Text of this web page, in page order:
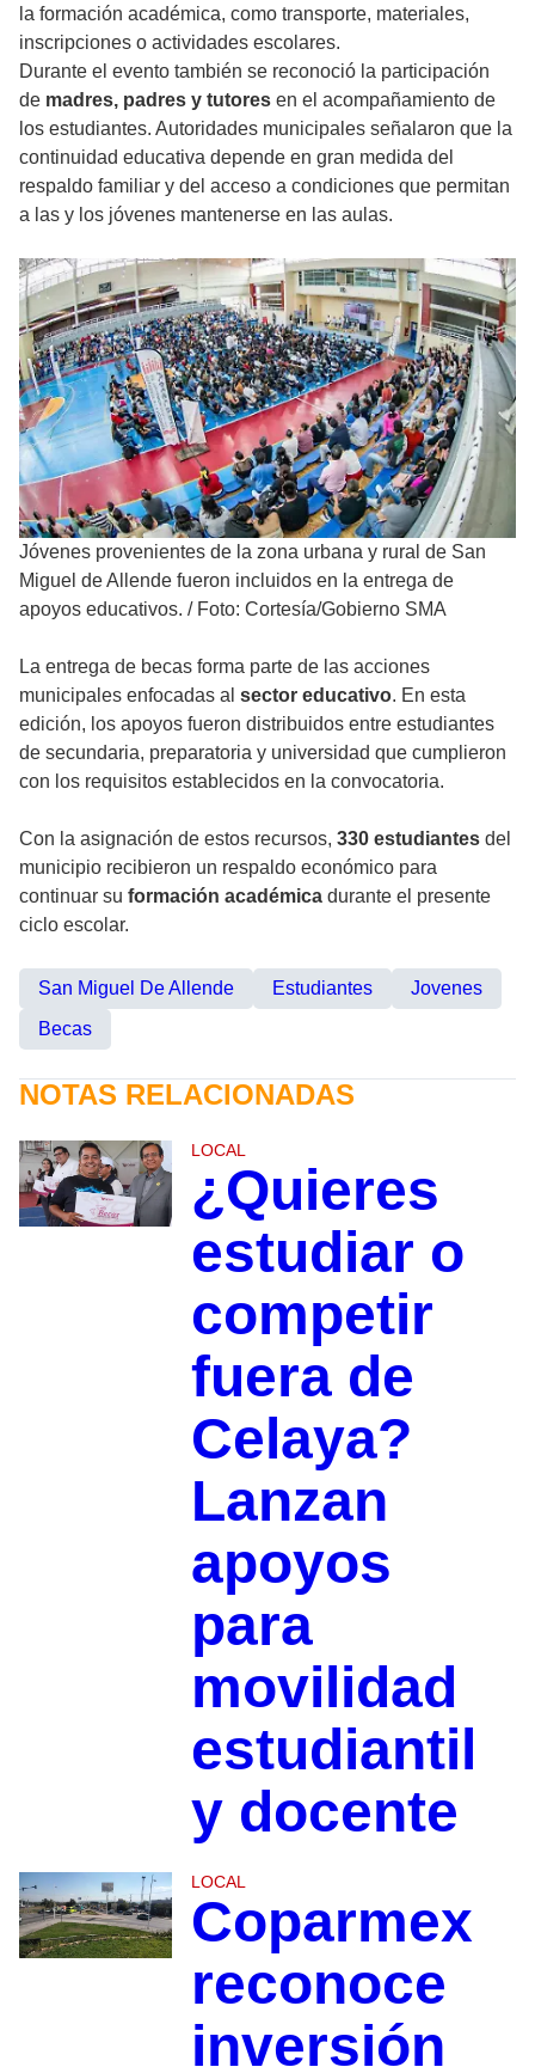
la formación académica, como transporte, materiales,
inscripciones o actividades escolares.
Durante el evento también se reconoció la participación
de madres, padres y tutores en el acompañamiento de
los estudiantes. Autoridades municipales señalaron que la
continuidad educativa depende en gran medida del
respaldo familiar y del acceso a condiciones que permitan
a las y los jóvenes mantenerse en las aulas.
Jóvenes provenientes de la zona urbana y rural de San
Miguel de Allende fueron incluidos en la entrega de
apoyos educativos. / Foto: Cortesía/Gobierno SMA
La entrega de becas forma parte de las acciones
municipales enfocadas al sector educativo. En esta
edición, los apoyos fueron distribuidos entre estudiantes
de secundaria, preparatoria y universidad que cumplieron
con los requisitos establecidos en la convocatoria.
Con la asignación de estos recursos, 330 estudiantes del
municipio recibieron un respaldo económico para
continuar su formación académica durante el presente
ciclo escolar.
San Miguel De Allende Estudiantes
Jovenes
Becas
NOTAS RELACIONADAS
LOCAL
¿Quieres
estudiar o
competir
fuera de
Celaya?
Lanzan
apoyos
para
movilidad
estudiantil
y docente
LOCAL
Coparmex
reconoce
inversión